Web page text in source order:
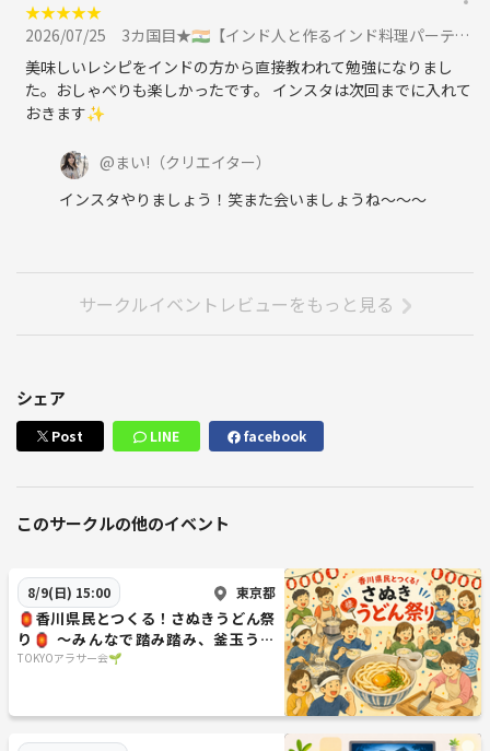
★★★★★
2026/07/25
3カ国目★🇮🇳【インド人と作るインド料理パーティー】🇮🇳🍛 〜海外の家庭レシピを楽しむ、ゆるい国際交流会〜に参加
美味しいレシピをインドの方から直接教われて勉強になりまし
た。おしゃべりも楽しかったです。 インスタは次回までに入れて
おきます✨️
@まい! （クリエイター）
インスタやりましょう！笑また会いましょうね～～～
サークルイベントレビューをもっと見る
シェア
Post LINE facebook
このサークルの他のイベント
8/9(日) 15:00 東京都
🏮香川県民とつくる！さぬきうどん祭
り🏮 〜みんなで踏み踏み、釜玉うど
ん/ぶっかけうどんを食べよう！〜
TOKYOアラサー会🌱